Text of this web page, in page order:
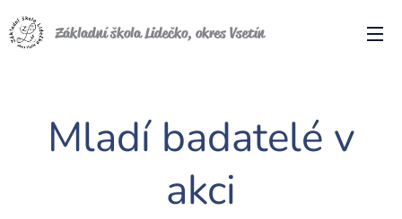
Základní škola Lidečko, okres Vsetín
Mladí badatelé v
akci